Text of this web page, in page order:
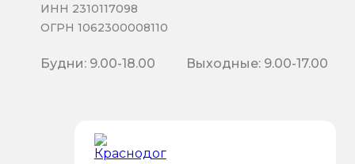
ИНН 2310117098
ОГРН 1062300008110
Будни: 9.00-18.00 Выходные: 9.00-17.00